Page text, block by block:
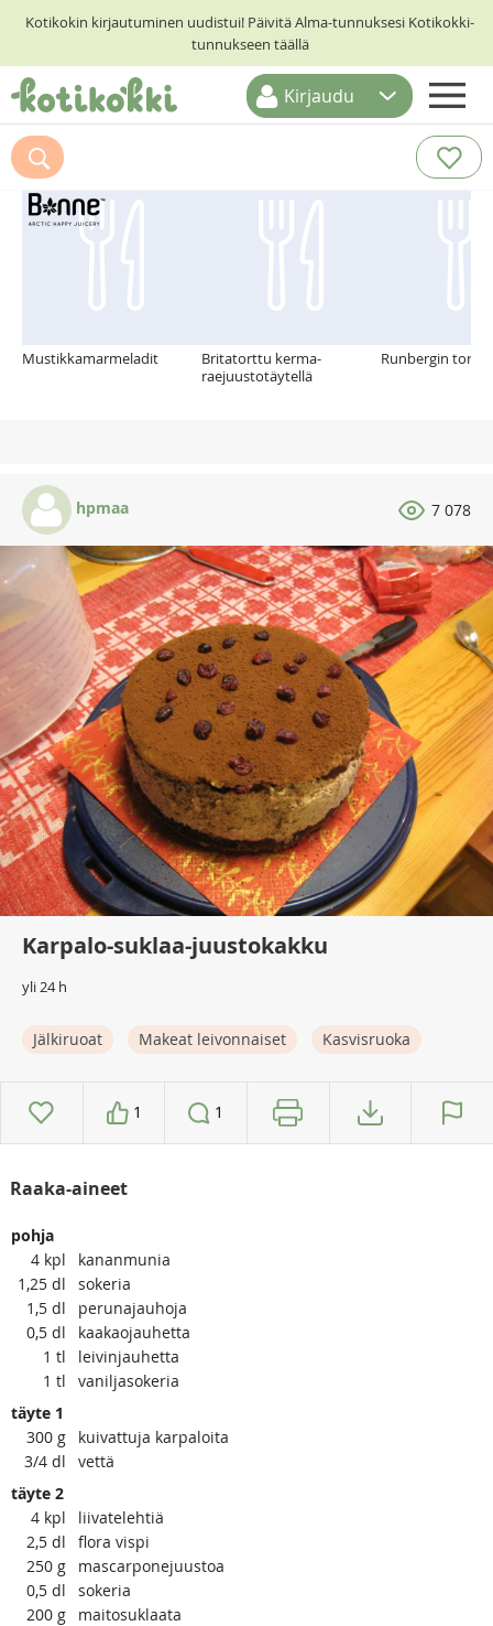
Kotikokin kirjautuminen uudistui! Päivitä Alma-tunnuksesi Kotikokki-
tunnukseen täällä
ETUSIVU
RESEPTIHAKU
RUOKATEEMAT
Kirjaudu
Suosittelemme myös
Mustikkamarmeladit
Britatorttu kerma-
raejuustotäytellä
Runbergin
hpmaa 7 078
Karpalo-suklaa-juustokakku
yli 24 h
Jälkiruoat Makeat leivonnaiset Kasvisruoka
1 1
Raaka-aineet
pohja
4 kpl
kananmunia
1,25 dl
sokeria
1,5 dl
perunajauhoja
0,5 dl
kaakaojauhetta
1 tl
leivinjauhetta
1 tl
vaniljasokeria
täyte 1
300 g
kuivattuja karpaloita
3/4 dl
vettä
täyte 2
4 kpl
liivatelehtiä
2,5 dl
flora vispi
250 g
mascarponejuustoa
0,5 dl
sokeria
200 g
maitosuklaata